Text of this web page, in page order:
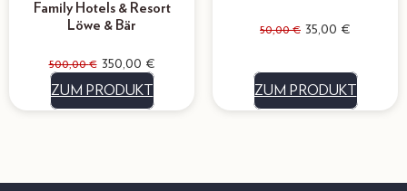
Family Hotels & Resort
Löwe & Bär
500,00€ 350,00 €
ZUM PRODUKT
50,00€ 35,00 €
ZUM PRODUKT